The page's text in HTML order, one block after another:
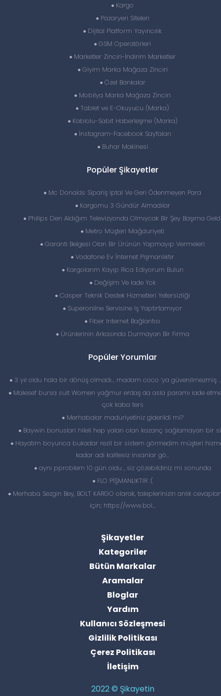
Kargo
Pazaryeri Siteleri
Dijital Platform Yayıncılık
GSM Operatörleri
Marketler Zinciri-İndirim Marketler
Giyim Marka Mağaza Zinciri
Özel Bankalar
Mobilya Marka Mağaza Zinciri
Tablet ve E-Okuyucu (Marka)
Kablolu-Sabit Haberleşme (Marka)
İnstagram-Facebook Sayfaları
Buhar Makinesi
Popüler Şikayetler
Mc Donalds Sipariş Iptal Ve Geri Ödenmeyen Para
Kargomu 3 Gündür Almadılar
Philips Den Aldığım Televizyonda Olmıycak Bir Şey Başıma
Metro Müşteri Mağduriyeti
Garanti Belgesi Olan Bir Ürünün Yapmayıp Vermeleri
Vodafone Ev İnternet Pişmanlıktır
Kargolarım Kayıp Rica Ediyorum Bulun
Değişim Ve Iade Yok
Casper Teknik Destek Hizmetleri Yetersizliği
Superonline Servisine Iş Yaptırtamıyor
Fiber Internet Bağlantısı
Ürünlerinin Arkasında Durmayan Bir Firma
Popüler Yorumlar
3 yıl oldu hala bir dönüş olmadı… madam coco ‘ya güvenilmezmiş
Malesef bursa suit Women yağmur erdaş da asla paramı iade
çok kaba ters
Merhabalar maduriyetiniz giderildi mi?
Baywin bonuslari hileli hep yalan olan kazanç sağlamayan bir
Hayatım boyunca bukadar rezil bir sistem görmedim müşteri
kadar adi kalitesiz insanlar gö...
aynı pproblem 10 gün oldu , siz çözebildiniz mi sonunda
FLO PİŞMANLIKTIR :(
Merhaba Sezgin Bey, BOLT KARGO olarak, taleplerinizin anlık
için; https://www.bol...
Şikayetler
Kategoriler
Bütün Markalar
Aramalar
Bloglar
Yardım
Kullanıcı Sözleşmesi
Gizlilik Politikası
Çerez Politikası
İletişim
2022 © Şikayetin